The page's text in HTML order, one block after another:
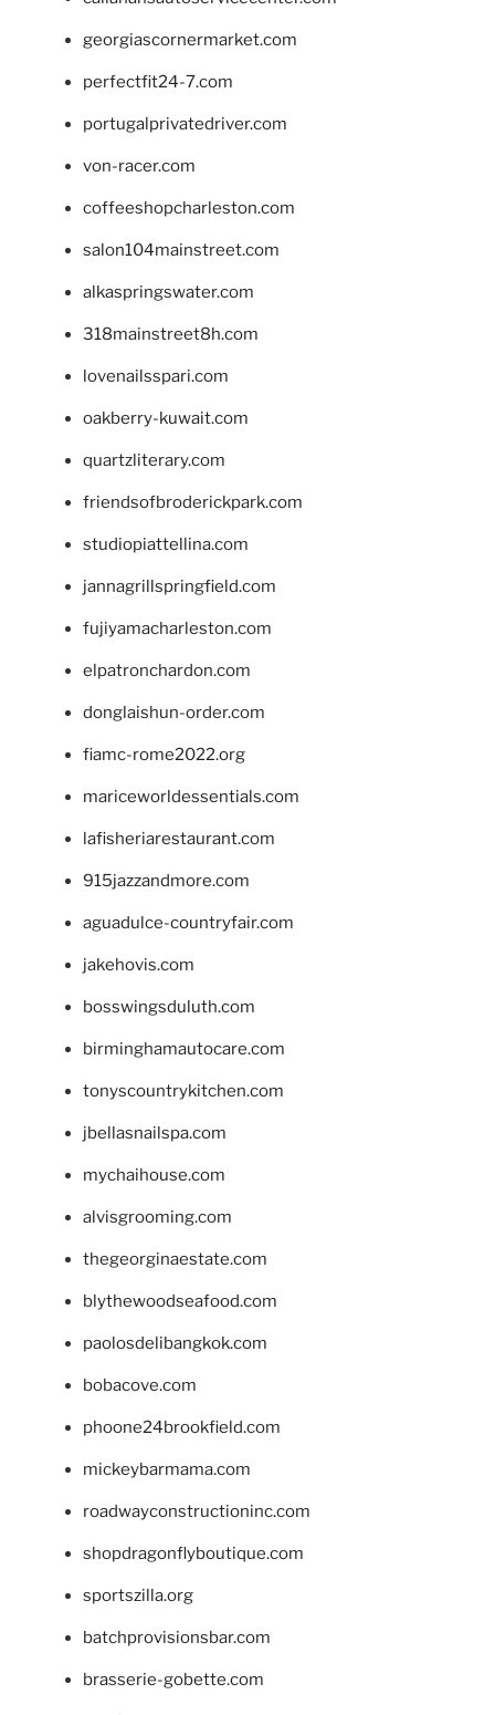
georgiascornermarket.com
perfectfit24-7.com
portugalprivatedriver.com
von-racer.com
coffeeshopcharleston.com
salon104mainstreet.com
alkaspringswater.com
318mainstreet8h.com
lovenailsspari.com
oakberry-kuwait.com
quartzliterary.com
friendsofbroderickpark.com
studiopiattellina.com
jannagrillspringfield.com
fujiyamacharleston.com
elpatronchardon.com
donglaishun-order.com
fiamc-rome2022.org
mariceworldessentials.com
lafisheriarestaurant.com
915jazzandmore.com
aguadulce-countryfair.com
jakehovis.com
bosswingsduluth.com
birminghamautocare.com
tonyscountrykitchen.com
jbellasnailspa.com
mychaihouse.com
alvisgrooming.com
thegeorginaestate.com
blythewoodseafood.com
paolosdelibangkok.com
bobacove.com
phoone24brookfield.com
mickeybarmama.com
roadwayconstructioninc.com
shopdragonflyboutique.com
sportszilla.org
batchprovisionsbar.com
brasserie-gobette.com